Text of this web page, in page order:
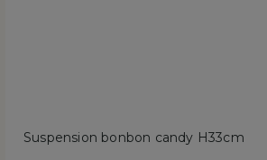
Suspension bonbon candy H33cm